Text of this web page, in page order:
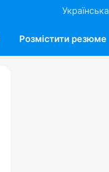
Українська
Розмістити резюме